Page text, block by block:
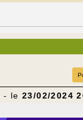
- le23/02/2024